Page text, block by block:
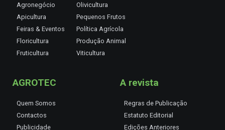
Agronegócio
Apicultura
Feiras & Eventos
Floricultura
Fruticultura
Olivicultura
Pequenos Frutos
Política Agrícola
Produção Animal
Viticultura
AGROTEC
Quem Somos
Contactos
Publicidade
A revista
Regras de Publicação
Estatuto Editorial
Edições Anteriores